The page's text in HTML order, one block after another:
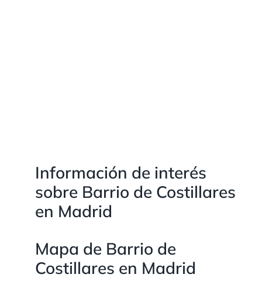
Información de interés
sobre Barrio de Costillares
en Madrid
Mapa de Barrio de
Costillares en Madrid